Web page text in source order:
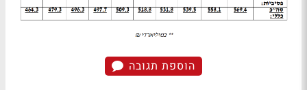
הוספת תגובה